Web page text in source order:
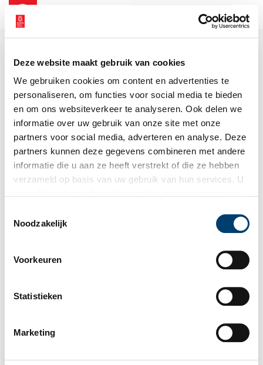
Deze website maakt gebruik van cookies
We gebruiken cookies om content en advertenties te
personaliseren, om functies voor social media te bieden
en om ons websiteverkeer te analyseren. Ook delen we
informatie over uw gebruik van onze site met onze
partners voor social media, adverteren en analyse. Deze
partners kunnen deze gegevens combineren met andere
informatie die u aan ze heeft verstrekt of die ze hebben
verzameld op basis van uw gebruik van hun services. U
Noodzakelijk
Voorkeuren
Statistieken
Marketing